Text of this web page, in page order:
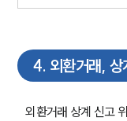
4. 외환거래,
외환거래 상계 신고